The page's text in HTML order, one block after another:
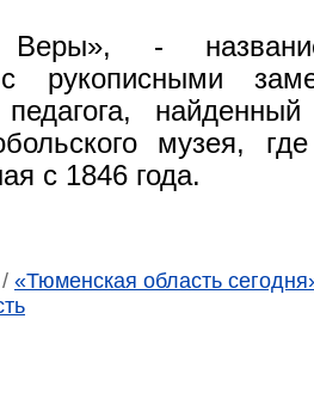
Веры», -
рукописными
музея,
с 1846 года.
/ «Тюменская область